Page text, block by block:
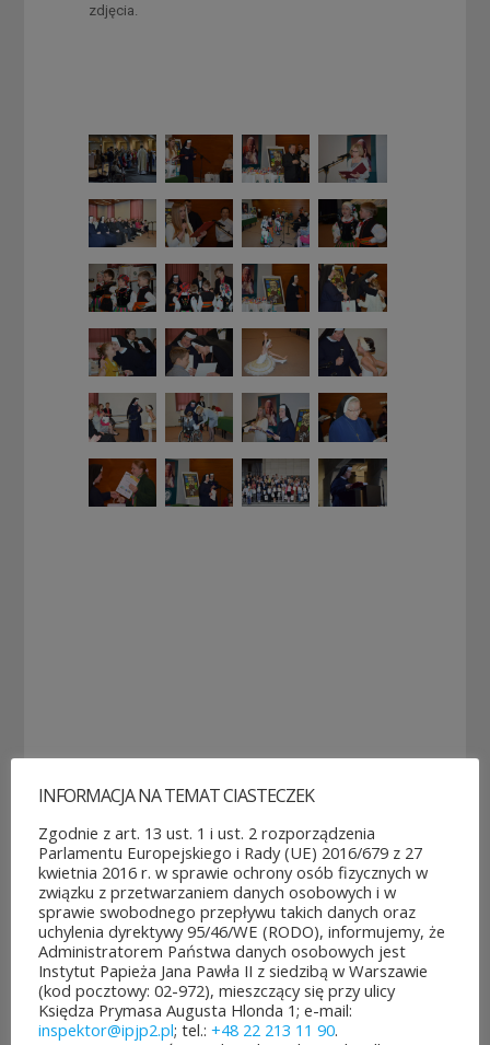
zdjęcia.
POZOSTAŁE AKTUALNOŚCI
Rozpoczęło
się
głosowanie
w Budżeci...
3
Jubileuszowe
XXV
Mistrzostwa
Polski Duch...
10
INFORMACJA NA TEMAT CIASTECZEK
Zgodnie z art. 13 ust. 1 i ust. 2 rozporządzenia
Parlamentu Europejskiego i Rady (UE) 2016/679 z 27
kwietnia 2016 r. w sprawie ochrony osób fizycznych w
związku z przetwarzaniem danych osobowych i w
sprawie swobodnego przepływu takich danych oraz
uchylenia dyrektywy 95/46/WE (RODO), informujemy, że
Administratorem Państwa danych osobowych jest
Instytut Papieża Jana Pawła II z siedzibą w Warszawie
(kod pocztowy: 02-972), mieszczący się przy ulicy
Księdza Prymasa Augusta Hlonda 1; e-mail:
inspektor@ipjp2.pl; tel.: +48 22 213 11 90.